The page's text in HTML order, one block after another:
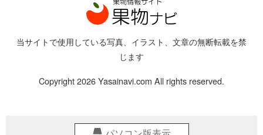
当サイトで使用している写真、イラスト、文章の無断転載を禁
じます
Copyright 2026 Yasainavi.com All rights reserved.